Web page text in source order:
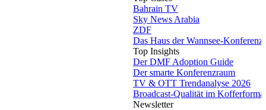
Bahrain TV
Sky News Arabia
ZDF
Das Haus der Wannsee-Konferenz
Top Insights
Der DMF Adoption Guide
Der smarte Konferenzraum
TV & OTT Trendanalyse 2026
Broadcast-Qualität im Kofferformat
Newsletter